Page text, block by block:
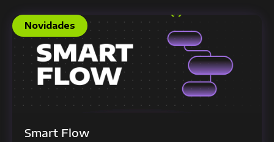
Novidades
Smart Flow